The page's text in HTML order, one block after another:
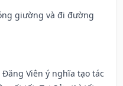
giường và đi đường
Đăng Viên ý nghĩa tạo tác